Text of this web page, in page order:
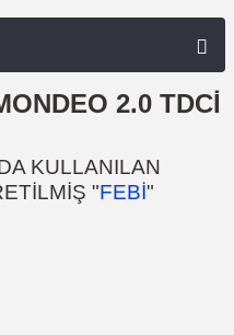
2.0 TDCİ
KULLANILAN
"FEBİ"